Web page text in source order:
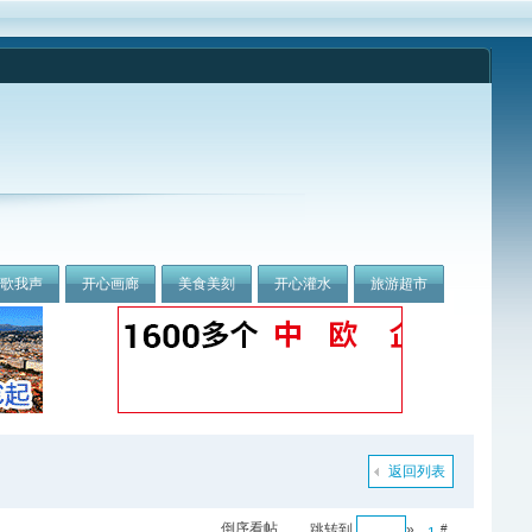
我声 开心画廊 美食美刻 开心灌水 旅游超市
返回列表
#
倒序看帖